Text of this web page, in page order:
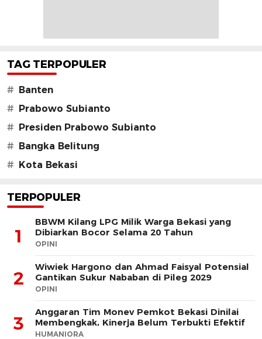
TAG TERPOPULER
# Banten
# Prabowo Subianto
# Presiden Prabowo Subianto
# Bangka Belitung
# Kota Bekasi
TERPOPULER
1
BBWM Kilang LPG Milik Warga Bekasi yang
Dibiarkan Bocor Selama 20 Tahun
OPINI
2
Wiwiek Hargono dan Ahmad Faisyal Potensial
Gantikan Sukur Nababan di Pileg 2029
OPINI
3
Anggaran Tim Monev Pemkot Bekasi Dinilai
Membengkak, Kinerja Belum Terbukti Efektif
HUMANIORA